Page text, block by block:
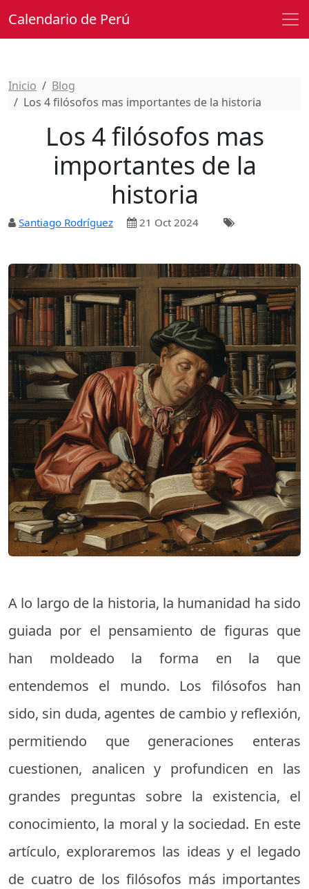
Calendario de Perú
Inicio
Blog
Los 4 filósofos mas importantes de la historia
Los 4 filósofos mas
importantes de la
historia
Santiago Rodríguez 21 Oct 2024
A lo largo de la historia, la humanidad ha sido
guiada por el pensamiento de figuras que
han moldeado la forma en la que
entendemos el mundo. Los filósofos han
sido, sin duda, agentes de cambio y reflexión,
permitiendo que generaciones enteras
cuestionen, analicen y profundicen en las
grandes preguntas sobre la existencia, el
conocimiento, la moral y la sociedad. En este
artículo, exploraremos las ideas y el legado
de cuatro de los filósofos más importantes